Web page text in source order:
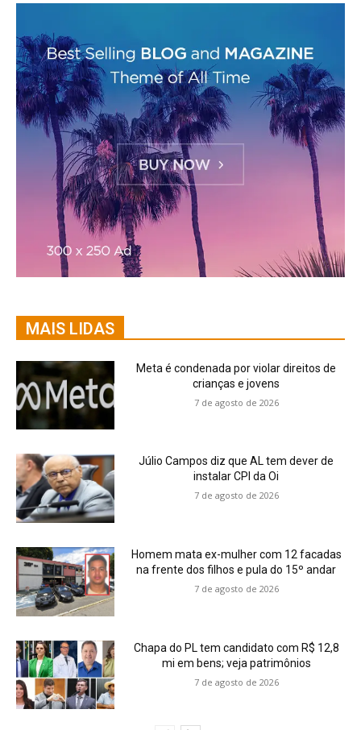
MAIS LIDAS
Meta é condenada por violar direitos de
crianças e jovens
7 de agosto de 2026
Júlio Campos diz que AL tem dever de
instalar CPI da Oi
7 de agosto de 2026
Homem mata ex-mulher com 12 facadas
na frente dos filhos e pula do 15º andar
7 de agosto de 2026
Chapa do PL tem candidato com R$ 12,8
mi em bens; veja patrimônios
7 de agosto de 2026